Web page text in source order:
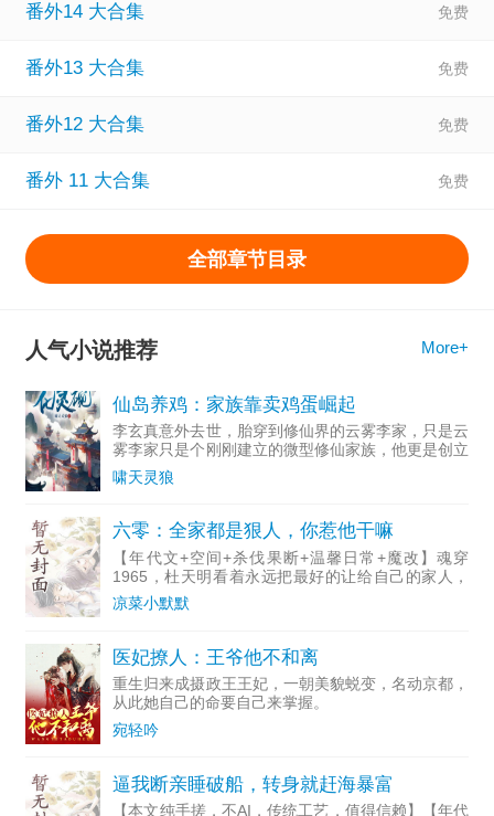
番外14 大合集
番外13 大合集
番外12 大合集
番外 11 大合集
全部章节目录
人气小说推荐 More+
仙岛养鸡：家族靠卖鸡蛋崛起
李玄真意外去世，胎穿到修仙界的云雾李家，只是云
雾李家只是个刚刚建立的微型修仙家族，他更是创立
者的同辈。于是，云雾李家多了个三始祖。看着天赋
强大的家主哥，又看了看喜欢瞎忙活，浪费资质的二
啸天灵狼
六零：全家都是狠人，你惹他干嘛
【年代文+空间+杀伐果断+温馨日常+魔改】魂穿
1965，杜天明看着永远把最好的让给自己的家人，
他发誓要让全家过上好日子！二哥杜天霸：“我和弟
弟天下第一好！谁敢惹他，我先捶爆他的狗头！”父
凉菜小默默
医妃撩人：王爷他不和离
重生归来成摄政王王妃，一朝美貌蜕变，名动京都，
从此她自己的命要自己来掌握。
宛轻吟
逼我断亲睡破船，转身就赶海暴富
【本文纯手搓，不AI，传统工艺，值得信赖】【年代